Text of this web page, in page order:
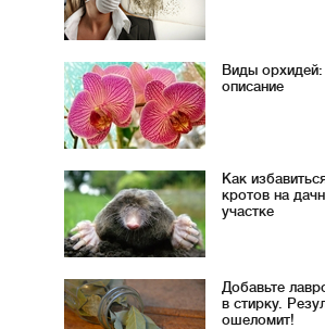
Виды
описание
Как
кротов на
участке
Добавьте
в стирку.
ошеломит!